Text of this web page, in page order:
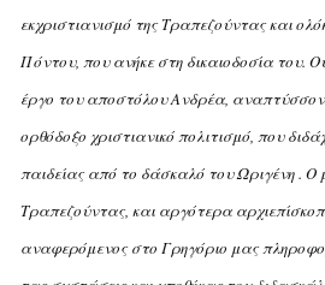
εκχριστιανισμό της Tραπεζούντας και
Πόντου, που ανήκε στη δικαιοδοσία του.
έργο του αποστόλου Aνδρέα,
ορθόδοξο χριστιανικό πολιτισμό, που
παιδείας από το δάσκαλό του Ωριγένη . O
Tραπεζούντας, και αργότερα
αναφερόμενος στο Γρηγόριο μας